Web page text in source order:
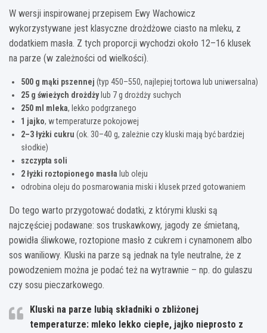
W wersji inspirowanej przepisem Ewy Wachowicz
wykorzystywane jest klasyczne drożdżowe ciasto na mleku, z
dodatkiem masła. Z tych proporcji wychodzi około 12–16 klusek
na parze (w zależności od wielkości).
500 g mąki pszennej (typ 450–550, najlepiej tortowa lub uniwersalna)
25 g świeżych drożdżylub 7 g drożdży suchych
250 ml mleka, lekko podgrzanego
1 jajko, w temperaturze pokojowej
2–3 łyżki cukru (ok. 30–40 g, zależnie czy kluski mają być bardziej
słodkie)
szczypta soli
2 łyżki roztopionego masła lub oleju
odrobina oleju do posmarowania miski i klusek przed gotowaniem
Do tego warto przygotować dodatki, z którymi kluski są
najczęściej podawane: sos truskawkowy, jagody ze śmietaną,
powidła śliwkowe, roztopione masło z cukrem i cynamonem albo
sos waniliowy. Kluski na parze są jednak na tyle neutralne, że z
powodzeniem można je podać też na wytrawnie – np. do gulaszu
czy sosu pieczarkowego.
Kluski na parze lubią składniki o zbliżonej
temperaturze: mleko lekko ciepłe, jajko nieprosto z